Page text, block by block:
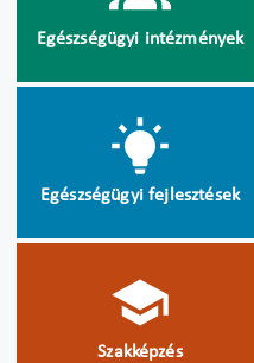
Egészségügyi intézmények
Egészségügyi fejlesztések
Szakképzés